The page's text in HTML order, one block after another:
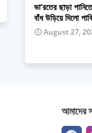
ভা’রতের ছাড়া
বাঁধ উড়িয়ে দিলো
August 27,
আমাদের